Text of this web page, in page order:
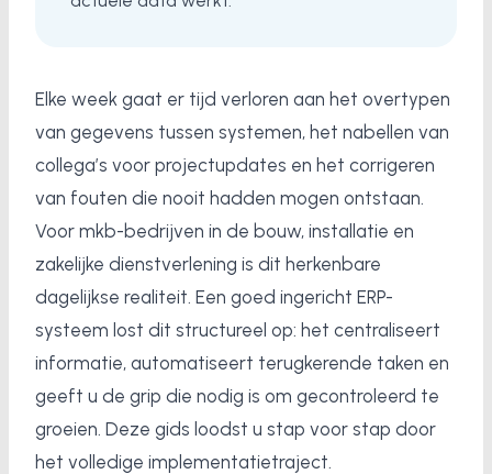
Elke week gaat er tijd verloren aan het overtypen
van gegevens tussen systemen, het nabellen van
collega’s voor projectupdates en het corrigeren
van fouten die nooit hadden mogen ontstaan.
Voor mkb-bedrijven in de bouw, installatie en
zakelijke dienstverlening is dit herkenbare
dagelijkse realiteit. Een goed ingericht ERP-
systeem lost dit structureel op: het centraliseert
informatie, automatiseert terugkerende taken en
geeft u de grip die nodig is om gecontroleerd te
groeien. Deze gids loodst u stap voor stap door
het volledige implementatietraject.